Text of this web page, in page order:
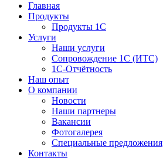
Главная
Продукты
Продукты 1С
Услуги
Наши услуги
Сопровождение 1С (ИТС)
1С-Отчётность
Наш опыт
О компании
Новости
Наши партнеры
Вакансии
Фотогалерея
Специальные предложения
Контакты